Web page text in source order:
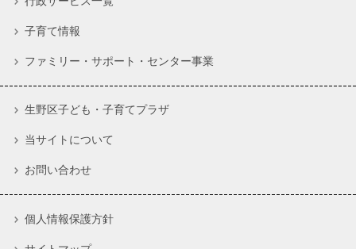
子育て情報
ファミリー・サポート・センター事業
生野区子ども・子育てプラザ
当サイトについて
お問い合わせ
個人情報保護方針